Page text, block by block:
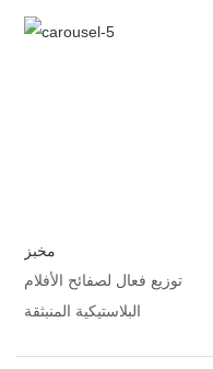
مخبز
توزيع فعال لصفائح الأفلام
البلاستيكية المنبثقة